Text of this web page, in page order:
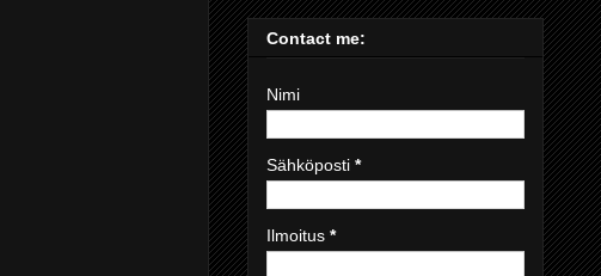
Contact me:
Nimi
Sähköposti *
Ilmoitus *